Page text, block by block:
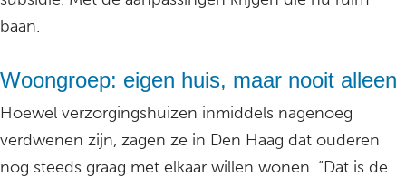
baan.
Woongroep: eigen huis, maar nooit alleen
Hoewel verzorgingshuizen inmiddels nagenoeg
verdwenen zijn, zagen ze in Den Haag dat ouderen
nog steeds graag met elkaar willen wonen. “Dat is de